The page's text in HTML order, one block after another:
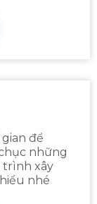
để
những
trình xây
nhé